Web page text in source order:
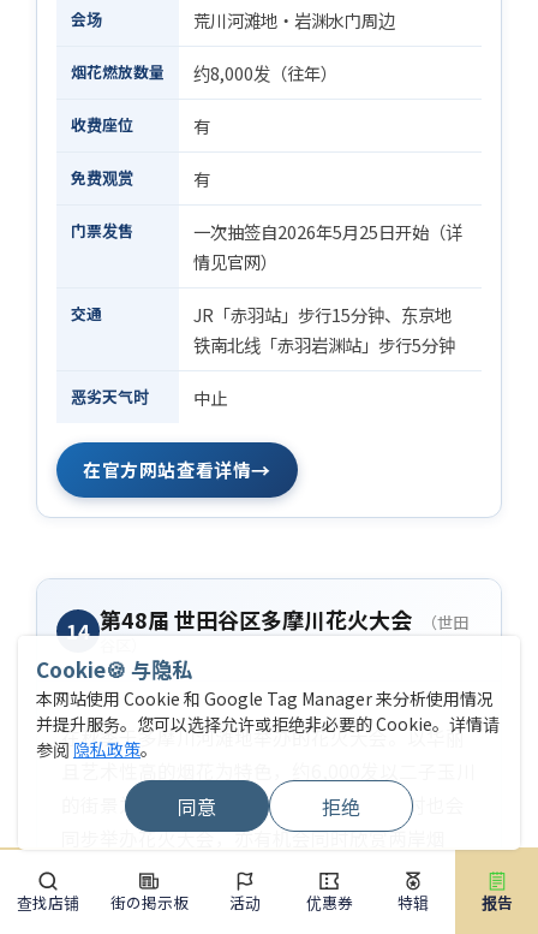
会场 荒川河滩地・岩渊水门周边
烟花燃放数量 约8,000发（往年）
收费座位 有
免费观赏 有
门票发售
一次抽签自2026年5月25日开始（详
情见官网）
交通
JR「赤羽站」步行15分钟、东京地
铁南北线「赤羽岩渊站」步行5分钟
恶劣天气时 中止
在官方网站查看详情→
14 第48届 世田谷区多摩川花火大会
（世田
在秋季于多摩川河滩地举办的花火大会。以华丽
的街景为背景升空。对岸的川崎市一侧有时也会
同步举办花火大会，亦有机会同时欣赏两岸烟
花。从二子玉川站步行可达，交通也十分便利。
查找店铺 街の掲示板 活动 优惠券 特辑 报告
Cookie🍪 与隐私
本网站使用 Cookie 和 Google Tag Manager 来分析使用情况
并提升服务。您可以选择允许或拒绝非必要的 Cookie。详情请
参阅 隐私政策。
同意 拒绝